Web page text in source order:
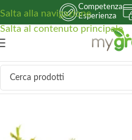
Salta alla navigazione
Salta al contenuto principale
Competenza
Esperienza